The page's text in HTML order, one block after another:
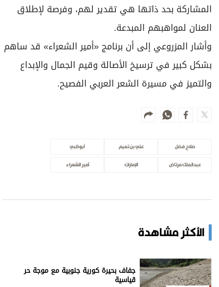
المشاركة بحد ذاتها هي تقدير لهم، وفرصة لإطلاق
العنان لمواهبهم المبدعة.
وأشار المزروعي إلى أن برنامج «أمير الشعراء» قد ساهم
بشكل كبير في ترسيخ الأصالة وقيم الجمال والإبداع
والتميز في مسيرة الشعر العربي الفصيح.
صلاح فضل علي بن تميم أبوظبي
عبدالملك مرتاض الإمارات أمير الشعراء
الأكثر مشاهدة
جفاف بحيرة كورية جنوبية مع موجة حر
قياسية